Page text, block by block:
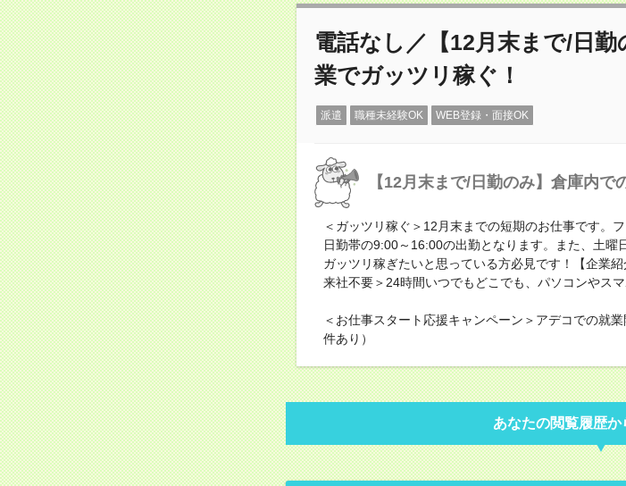
電話なし／【12月末まで/日
業でガッツリ稼ぐ！
派遣 職種未経験OK WEB登録・面接OK
【12月末まで/日勤のみ】倉庫内で
＜ガッツリ稼ぐ＞12月末までの短期のお仕事です。
日勤帯の9:00～16:00の出勤となります。また、土曜
ガッツリ稼ぎたいと思っている方必見です！【企業
来社不要＞24時間いつでもどこでも、パソコンやスマ
＜お仕事スタート応援キャンペーン＞アデコでの就
件あり）
あなたの閲覧履歴か